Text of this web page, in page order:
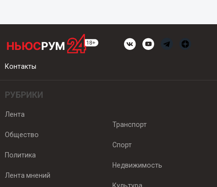
Контакты
РУБРИКИ
Лента
Общество
Политика
Лента мнений
Транспорт
Спорт
Недвижимость